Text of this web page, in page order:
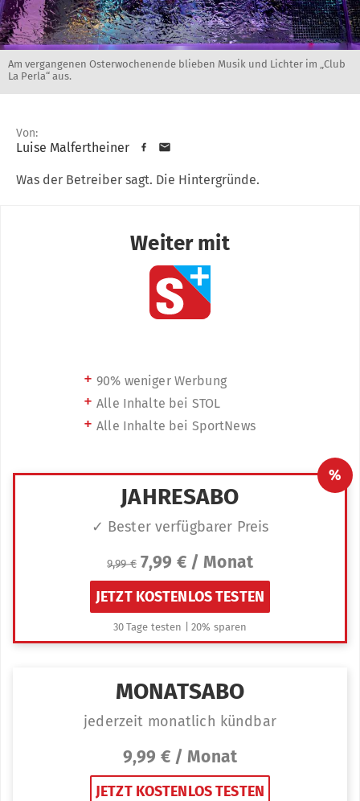
Am vergangenen Osterwochenende blieben Musik und Lichter im „Club
La Perla“ aus.
Von:
Luise Malfertheiner
Was der Betreiber sagt. Die Hintergründe.